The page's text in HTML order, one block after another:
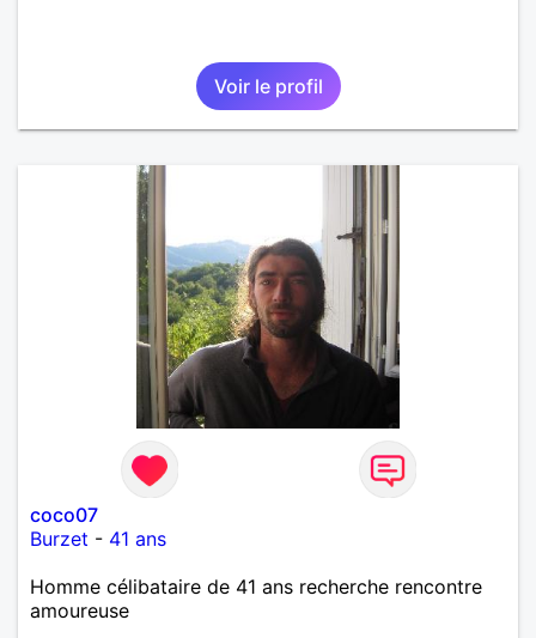
Voir le profil
coco07
Burzet - 41 ans
Homme célibataire de 41 ans recherche rencontre
amoureuse